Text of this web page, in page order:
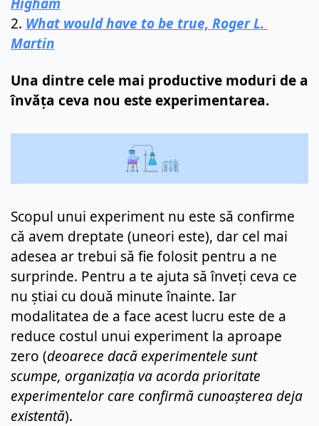
2. What would have to be true, Roger L.
Martin
Una dintre cele mai productive moduri de a
învăța ceva nou este experimentarea.
Scopul unui experiment nu este să confirme
că avem dreptate (uneori este), dar cel mai
adesea ar trebui să fie folosit pentru a ne
surprinde. Pentru a te ajuta să înveți ceva ce
nu știai cu două minute înainte. Iar
modalitatea de a face acest lucru este de a
reduce costul unui experiment la aproape
zero (deoarece dacă experimentele sunt
scumpe, organizația va acorda prioritate
experimentelor care confirmă cunoașterea deja
existentă).